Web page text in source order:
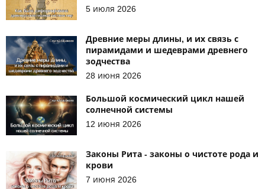
5 июля 2026
Древние меры длины, и их связь с
пирамидами и шедеврами древнего
зодчества
28 июня 2026
Большой космический цикл нашей
солнечной системы
12 июня 2026
Законы Рита - законы о чистоте рода и
крови
7 июня 2026